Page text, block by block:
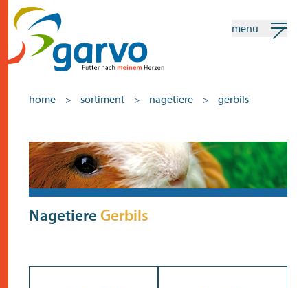
home
das herz
menu
home > sortiment > nagetiere > gerbils
Nagetiere Gerbils